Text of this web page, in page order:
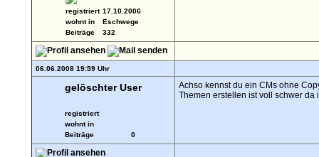
registriert 17.10.2006
wohnt in
Eschwege
Beiträge
332
06.06.2008 19:59 Uhr
gelöschter User
registriert
wohnt in
Beiträge
0
Achso kennst du ein CMs ohne
Themen erstellen ist voll schwer da